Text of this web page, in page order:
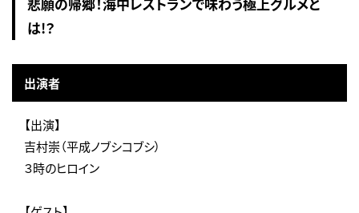
は!？
出演者
【出演】
吉村崇（平成ノブシコブシ）
３時のヒロイン